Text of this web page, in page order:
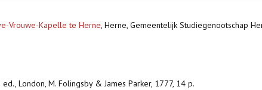
Vrouwe-Kapelle te Herne, Herne, Gemeentelijk Studiegenootschap
ed., London, M. Folingsby & James Parker, 1777, 14 p.